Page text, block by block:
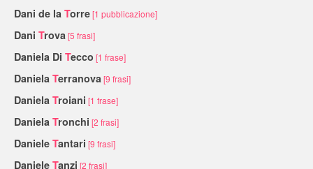
Dani de la Torre[1 pubblicazione]
Dani Trova [5 frasi]
Daniela Di Tecco [1 frase]
Daniela Terranova [9 frasi]
Daniela Troiani [1 frase]
Daniela Tronchi [2 frasi]
Daniele Tantari [9 frasi]
Daniele Tanzi [2 frasi]